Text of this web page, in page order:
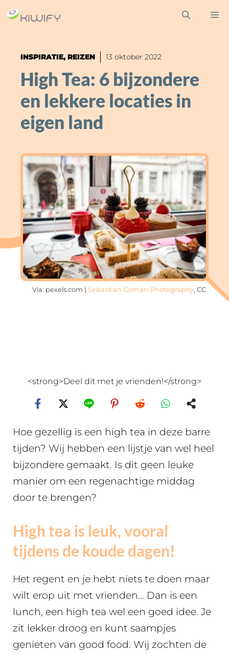
Ga
naar
inhoudINSPIRATIE, REIZEN 13 oktober 2022
High Tea: 6 bijzondere
en lekkere locaties in
eigen land
Via: pexels.com | Sebastian Coman Photography , CC
<strong>Deel dit met je vrienden!</strong>
Hoe gezellig is een high tea in deze barre
tijden? Wij hebben een lijstje van wel heel
bijzondere gemaakt. Is dit geen leuke
manier om een regenachtige middag
door te brengen?
High tea is leuk, vooral
tijdens de koude dagen!
Het regent en je hebt niets te doen maar
wilt erop uit met vrienden… Dan is een
lunch, een high tea wel een goed idee. Je
zit lekker droog en kunt saampjes
genieten van good food. Wij zochten de